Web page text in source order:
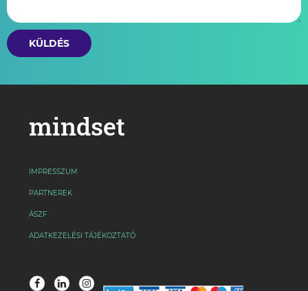
KÜLDÉS
mindset
IMPRESSZUM
PARTNEREK
ÁSZF
ADATKEZELÉSI TÁJÉKOZTATÓ